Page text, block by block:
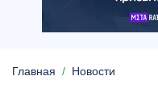
Главная Новости